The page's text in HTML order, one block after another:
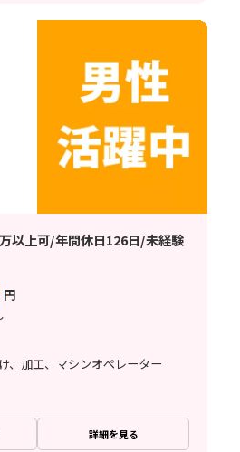
以上可/年間休日126日/未経験
円
、加工、マシンオペレーター
詳細を見る